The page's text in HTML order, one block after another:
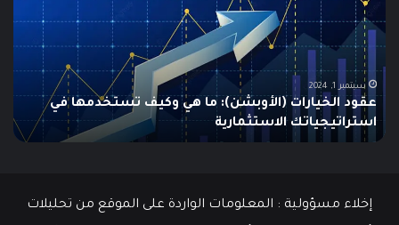
الولايات
المتحدة
تنخفض
إلى
أدنى
مستوى
منذ
مايو
عمل
سبتمبر 19, 2024
مطالبات البطالة في الولايات المتحدة تنخفض إلى أدنى
مستوى منذ مايو وسط سوق عمل قوي
إخلاء مسؤولية : المعلومات الواردة على الموقع من تحليلات